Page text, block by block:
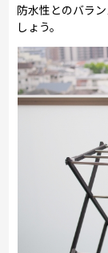
防水性とのバラ
しょう。